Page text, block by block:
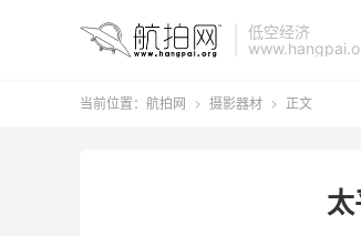
低空经济
当前位置： 航拍网  摄影器材  正文